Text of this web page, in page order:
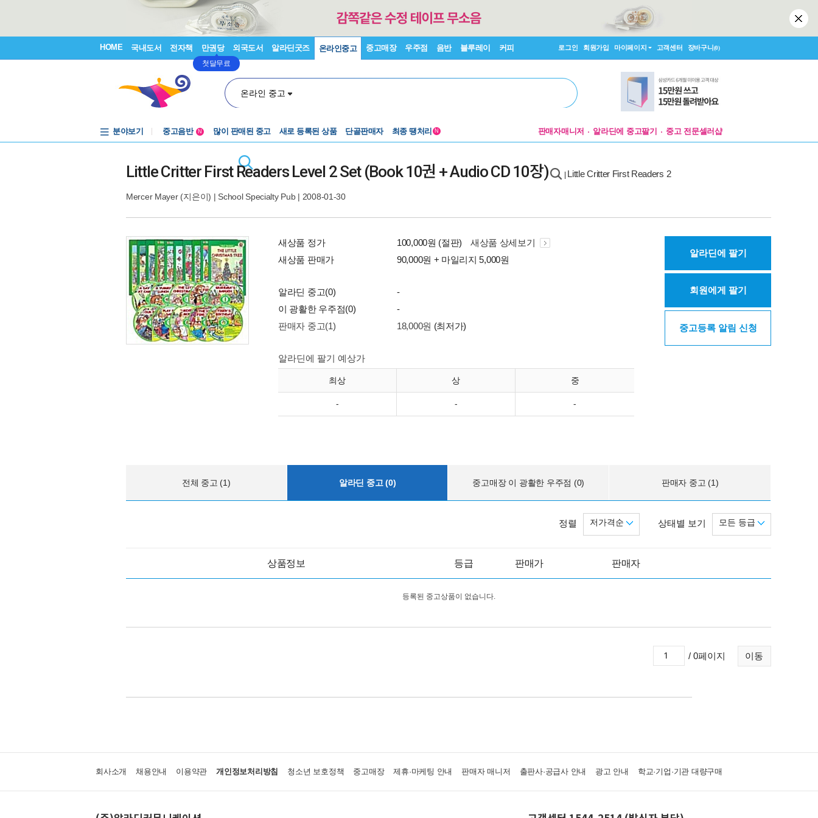
HOME 국내도서 전자책 만권당
첫달무료
외국도서 알라딘굿즈 온라인중고 중고매장 우주점 음반 블루레이 커피 로그인 회원가입 마이페이지 고객센터 장바구니(0)
온라인 중고
분야보기
중고음반
N 많이 판매된 중고 새로 등록된 상품 단골판매자 최종 땡처리 N 판매자매니저 알라딘에 중고팔기 중고 전문셀러샵
Little Critter First Readers Level 2 Set (Book 10권 + Audio CD 10장) Little Critter First Readers 2
Mercer Mayer(지은이) | School Specialty Pub| 2008-01-30
새상품 정가 100,000원 (절판)
새상품 상세보기
새상품 판매가
90,000원 + 마일리지 5,000원
알라딘 중고(0)
-
이 광활한 우주점(0)
-
판매자 중고(1)
18,000원 (최저가)
알라딘에 팔기 예상가
최상 상 중
- - -
알라딘에 팔기
회원에게 팔기
중고등록 알림 신청
전체 중고 (1) 알라딘 중고 (0) 중고매장 이 광활한 우주점 (0) 판매자 중고 (1)
상태별 보기 모든 등급
정렬 저가격순
상품정보 등급 판매가 판매자
등록된 중고상품이 없습니다.
이동
/ 0페이지
회사소개 채용안내 이용약관 개인정보처리방침 청소년 보호정책 중고매장 제휴·마케팅 안내 판매자 매니저 출판사·공급사 안내 광고 안내 학교·기업·기관 대량구매